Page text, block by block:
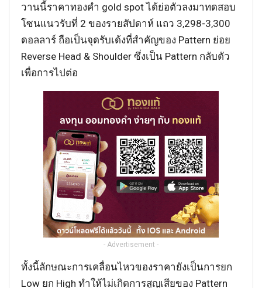
วานนี้ราคาทองคำ gold spot ได้ย่อตัวลงมาทดสอบ
โซนแนวรับที่ 2 ของรายสัปดาห์ แถว 3,298-3,300
ดอลลาร์ ถือเป็นจุดรับเด้งที่สำคัญของ Pattern ย่อย
Reverse Head & Shoulder ซึ่งเป็น Pattern กลับตัว
เพื่อการไปต่อ
- Advertisement -
ทั้งนี้ลักษณะการเคลื่อนไหวของราคายังเป็นการยก
Low ยก High ทำให้ไม่เกิดการสูญเสียของ Pattern